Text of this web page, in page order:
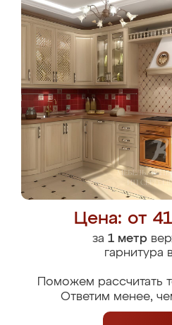
Цена: от
за 1 метр
гарнитура
Поможем рассчитать
Ответим менее,